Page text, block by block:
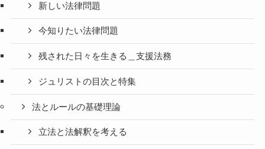
新しい法律問題
今知りたい法律問題
残された日々を生きる＿支援法務
ジュリストの目次と特集
法とルールの基礎理論
立法と法解釈を考える